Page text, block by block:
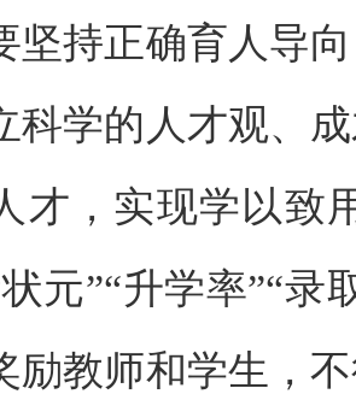
坚持正确育人导
科学的人才观、
才，实现学以致
元”“升学率”“录
励教师和学生，